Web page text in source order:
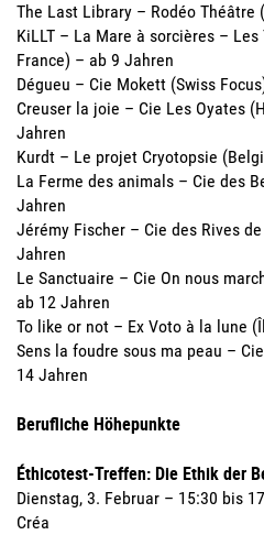
The Last Library – Rodéo Théâtre
KiLLT – La Mare à sorcières –
France) – ab 9 Jahren
Dégueu – Cie Mokett (Swiss
Creuser la joie – Cie Les Oyates
Jahren
Kurdt – Le projet Cryotopsie
La Ferme des animals – Cie des
Jahren
Jérémy Fischer – Cie des Rives
Jahren
Le Sanctuaire – Cie On nous
ab 12 Jahren
To like or not – Ex Voto à la lune
Sens la foudre sous ma peau –
14 Jahren
Berufliche Höhepunkte
Éthicotest-Treffen: Die Ethik der
Dienstag, 3. Februar – 15:30 bis
Créa